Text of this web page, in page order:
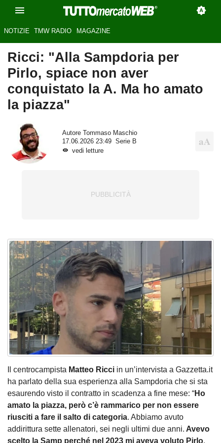
NOTIZIE TMW RADIO MAGAZINE
Ricci: "Alla Sampdoria per
Pirlo, spiace non aver
conquistato la A. Ma ho amato
la piazza"
Autore
Tommaso Maschio
17.06.2026 23:49
Serie B
vedi letture
Il centrocampista Matteo Ricci in un’intervista a Gazzetta.it
ha parlato della sua esperienza alla Sampdoria che si sta
esaurendo visto il contratto in scadenza a fine mese: “Ho
amato la piazza, però c’è rammarico per non essere
riusciti a fare il salto di categoria. Abbiamo avuto
addirittura sette allenatori, sei negli ultimi due anni. Avevo
scelto la Samp perché nel 2023 mi aveva voluto Pirlo,